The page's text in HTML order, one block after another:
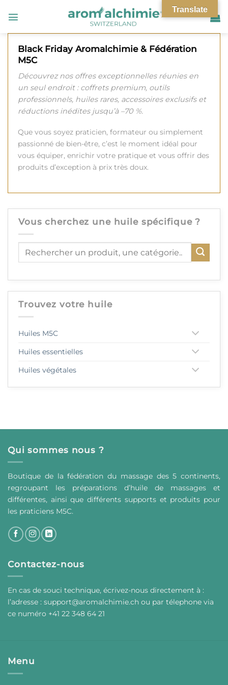
Black Friday Aromalchimie & Fédération
M5C
Découvrez nos offres exceptionnelles réunies en
un seul endroit : coffrets premium, outils
professionnels, huiles rares, accessoires exclusifs et
réductions inédites jusqu’à –70 %.
Que vous soyez praticien, formateur ou simplement
passionné de bien-être, c’est le moment idéal pour
vous équiper, enrichir votre pratique et vous offrir des
produits d’exception à prix très doux.
Vous cherchez une huile spécifique ?
Trouvez votre huile
Huiles M5C
Huiles essentielles
Huiles végétales
Qui sommes nous ?
Boutique de la fédération du massage des 5 continents,
regroupant les préparations d’huile de massages et
différentes, ainsi que différents supports et produits pour
les praticiens M5C.
Contactez-nous
En cas de souci technique, écrivez-nous directement à :
l’adresse : support@aromalchimie.ch ou par télephone via
ce numéro +41 22 348 64 21
Menu
Translate